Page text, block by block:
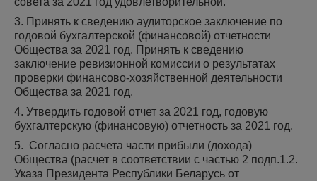
3. Принять к сведению аудиторское заключение по
годовой бухгалтерской (финансовой) отчетности
Общества за 2021 год. Принять к сведению
заключение ревизионной комиссии о результатах
проверки финансово-хозяйственной деятельности
Общества за 2021 год.
4. Утвердить годовой отчет за 2021 год, годовую
бухгалтерскую (финансовую) отчетность за 2021 год.
5. Согласно расчета части прибыли (дохода)
Общества (расчет в соответствии с частью 2 подп.1.2.
Указа Президента Республики Беларусь от